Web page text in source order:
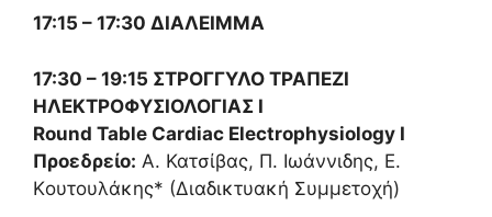
17:15 – 17:30 ΔΙΑΛΕΙΜΜΑ
17:30 – 19:15 ΣΤΡΟΓΓΥΛΟ ΤΡΑΠΕΖΙ
ΗΛΕΚΤΡΟΦΥΣΙΟΛΟΓΙΑΣ Ι
Round Table Cardiac Electrophysiology I
Προεδρείο: Α. Κατσίβας, Π. Ιωάννιδης, Ε.
Kουτουλάκης* (Διαδικτυακή Συμμετοχή)